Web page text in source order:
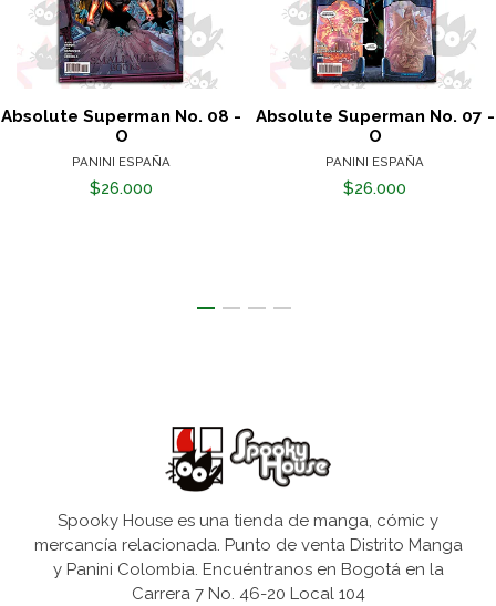
Absolute Superman No. 08 -
O
PANINI ESPAÑA
$26.000
Absolute Superman No. 07 -
O
PANINI ESPAÑA
$26.000
Spooky House es una tienda de manga, cómic y
mercancía relacionada. Punto de venta Distrito Manga
y Panini Colombia. Encuéntranos en Bogotá en la
Carrera 7 No. 46-20 Local 104